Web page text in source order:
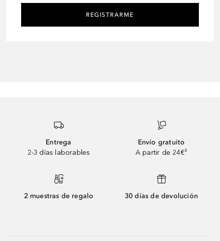
REGISTRARME
Entrega
2-3 días laborables
Envío gratuito
A partir de 24€³
2 muestras de regalo 30 días de devolución